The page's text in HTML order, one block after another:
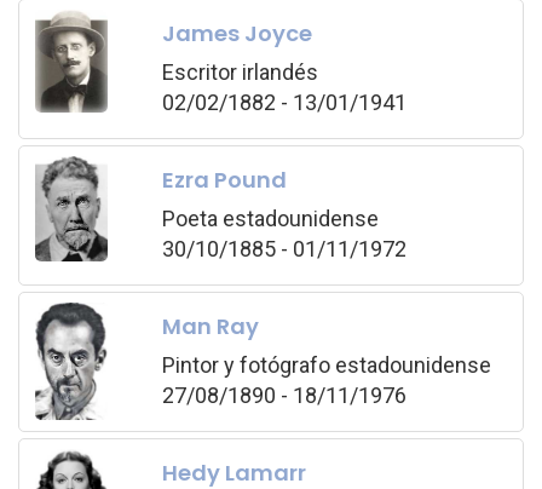
James Joyce
Escritor irlandés
02/02/1882 - 13/01/1941
Ezra Pound
Poeta estadounidense
30/10/1885 - 01/11/1972
Man Ray
Pintor y fotógrafo estadounidense
27/08/1890 - 18/11/1976
Hedy Lamarr